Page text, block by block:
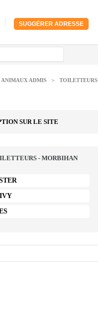
SUGGÉRER ADRESSE
ANIMAUX ADMIS > TOILETTEURS
SUR LE SITE
- MORBIHAN